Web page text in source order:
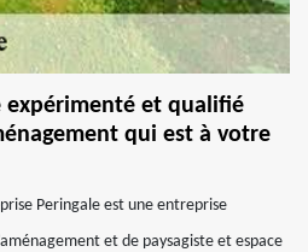
expérimenté et qualifié
qui est à votre
Peringale est une entreprise
et de paysagiste et espace